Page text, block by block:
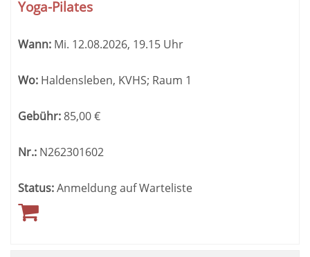
Yoga-Pilates
Wann: Mi. 12.08.2026, 19.15 Uhr
Wo: Haldensleben, KVHS; Raum 1
Gebühr:85,00€
Nr.: N262301602
Status:Anmeldung auf Warteliste